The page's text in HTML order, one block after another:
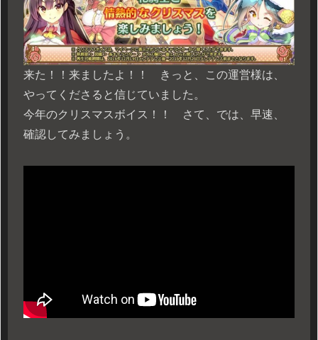
来た！！来ましたよ！！ きっと、この運営様は、
やってくださると信じていました。
今年のクリスマスボイス！！ さて、では、早速、
確認してみましょう。